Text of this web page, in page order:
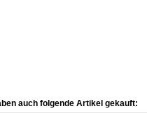
auch folgende Artikel gekauft: